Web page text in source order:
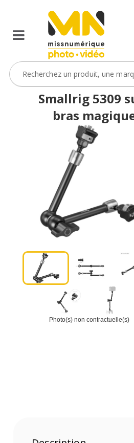
Smallrig 5309
bras
Photo(s) non contractuelle(s)